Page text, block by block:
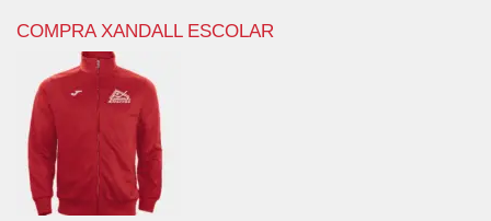
COMPRA XANDALL ESCOLAR